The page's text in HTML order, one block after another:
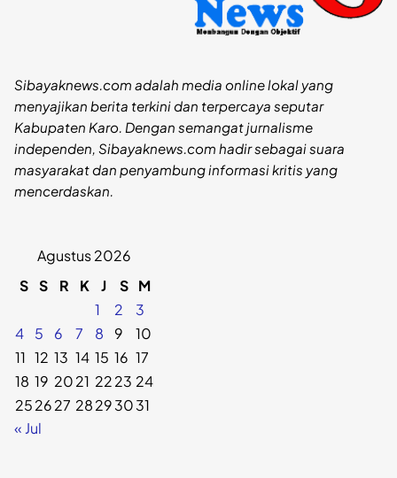
Sibayaknews.com adalah media online lokal yang
menyajikan berita terkini dan terpercaya seputar
Kabupaten Karo. Dengan semangat jurnalisme
independen, Sibayaknews.com hadir sebagai suara
masyarakat dan penyambung informasi kritis yang
mencerdaskan.
Agustus 2026
S S R K J S M
1
2
3
4
5 6 7 8 9
10
11 12 13 14 15 16 17
18 19 2021 2223 24
252627 28293031
« Jul